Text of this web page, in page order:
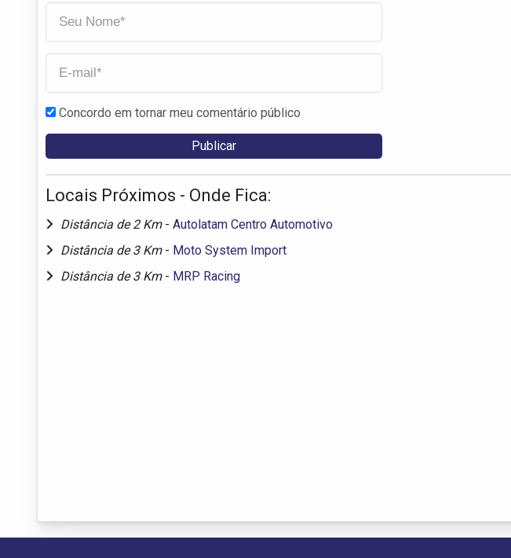
Concordo em tornar meu comentário público
Locais Próximos - Onde Fica:
Distância de 2 Km - Autolatam Centro Automotivo
Distância de 3 Km - Moto System Import
Distância de 3 Km - MRP Racing